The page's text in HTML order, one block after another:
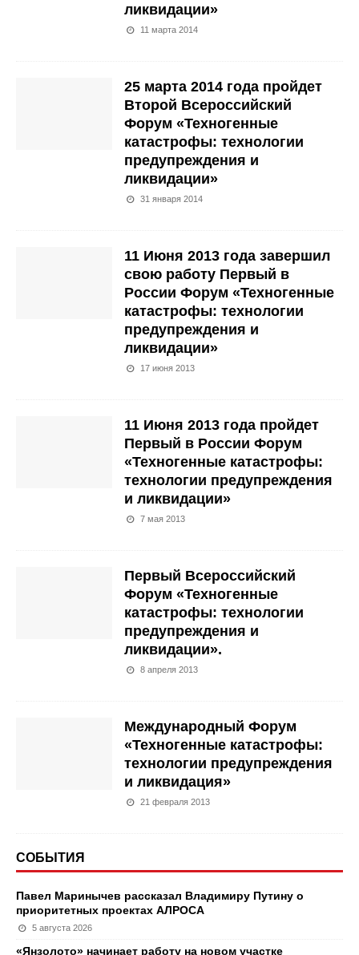
ликвидации»
11 марта 2014
25 марта 2014 года пройдет
Второй Всероссийский
Форум «Техногенные
катастрофы: технологии
предупреждения и
ликвидации»
31 января 2014
11 Июня 2013 года завершил
свою работу Первый в
России Форум «Техногенные
катастрофы: технологии
предупреждения и
ликвидации»
17 июня 2013
11 Июня 2013 года пройдет
Первый в России Форум
«Техногенные катастрофы:
технологии предупреждения
и ликвидации»
7 мая 2013
Первый Всероссийский
Форум «Техногенные
катастрофы: технологии
предупреждения и
ликвидации».
8 апреля 2013
Международный Форум
«Техногенные катастрофы:
технологии предупреждения
и ликвидация»
21 февраля 2013
СОБЫТИЯ
Павел Маринычев рассказал Владимиру Путину о
приоритетных проектах АЛРОСА
5 августа 2026
«Янзолото» начинает работу на новом участке